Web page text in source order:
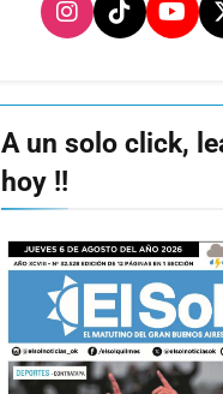
A un solo click,
hoy !!